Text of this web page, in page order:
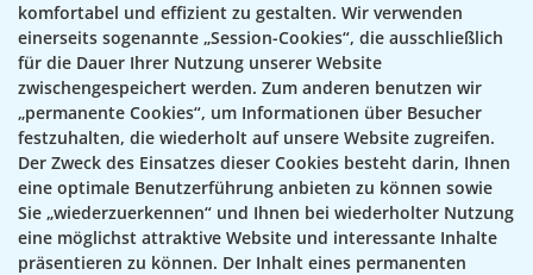
komfortabel und effizient zu gestalten. Wir verwenden
einerseits sogenannte „Session-Cookies“, die ausschließlich
für die Dauer Ihrer Nutzung unserer Website
zwischengespeichert werden. Zum anderen benutzen wir
„permanente Cookies“, um Informationen über Besucher
festzuhalten, die wiederholt auf unsere Website zugreifen.
Der Zweck des Einsatzes dieser Cookies besteht darin, Ihnen
eine optimale Benutzerführung anbieten zu können sowie
Sie „wiederzuerkennen“ und Ihnen bei wiederholter Nutzung
eine möglichst attraktive Website und interessante Inhalte
präsentieren zu können. Der Inhalt eines permanenten